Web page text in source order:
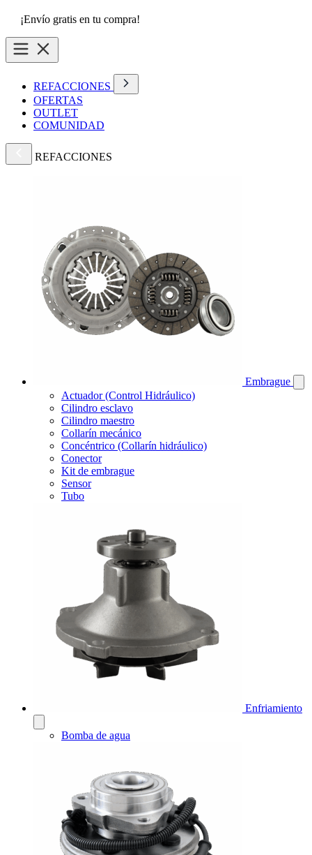
¡Envío gratis en tu compra!
REFACCIONES
OFERTAS
OUTLET
COMUNIDAD
REFACCIONES
Embrague
Actuador (Control Hidráulico)
Cilindro esclavo
Cilindro maestro
Collarín mecánico
Concéntrico (Collarín hidráulico)
Conector
Kit de embrague
Sensor
Tubo
Enfriamiento
Bomba de agua